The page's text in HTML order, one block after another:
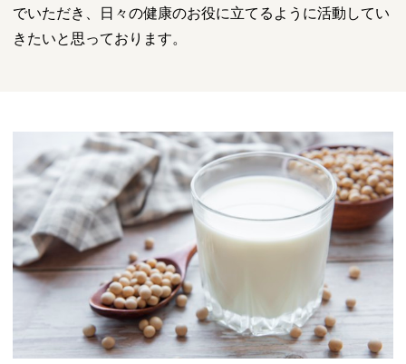
でいただき、日々の健康のお役に立てるように活動してい
きたいと思っております。